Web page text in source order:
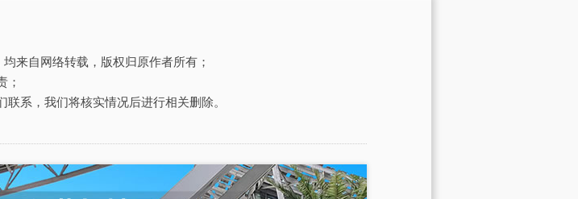
来自网络转载，版权归原作者所有；
；
系，我们将核实情况后进行相关删除。